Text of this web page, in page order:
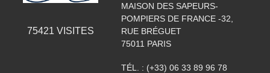
75421 VISITES
MAISON DES SAPEURS-
POMPIERS DE FRANCE -32,
RUE BRÉGUET
75011 PARIS
TÉL. : (+33) 06 33 89 96 78